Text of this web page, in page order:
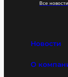
Все
Новости
О